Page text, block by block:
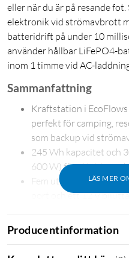
eller när du är på resande
elektronik vid strömavbrott
batteridrift på under 10
använder hållbar LiFePO4-
inom 1 timme vid AC-
LÄS MER
Sammanfattning
Kraftstation i
perfekt för camping,
som backup vid
245 Wh kapacitet och
600 W) för att driva
Fem uttag: ett 230 V-
port och ett 12 V
till 10 år.
biluttag – fulladdad
Producentinformation